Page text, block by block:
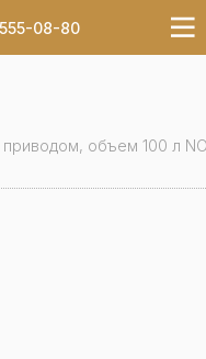
08-80
объем 100 л